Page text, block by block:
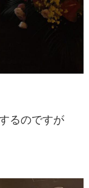
るのですが